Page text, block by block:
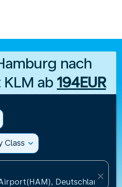
nach
ab 194EUR
Class expand_more
Deutschland
close